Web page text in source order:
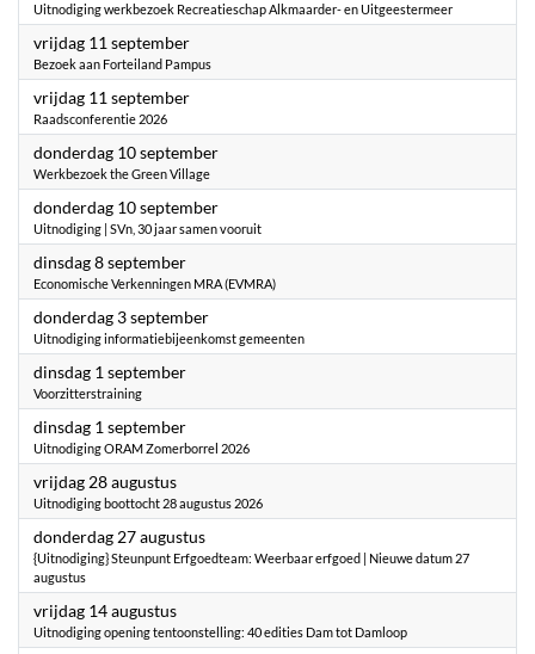
Uitnodiging werkbezoek Recreatieschap Alkmaarder- en Uitgeestermeer
vrijdag 11 september2026
Bezoek aan Forteiland Pampus
vrijdag 11 september2026
Raadsconferentie 2026
donderdag 10 september2026
Werkbezoek the Green Village
donderdag 10 september2026
Uitnodiging | SVn, 30 jaar samen vooruit
dinsdag 8 september2026
Economische Verkenningen MRA (EVMRA)
donderdag 3 september2026
Uitnodiging informatiebijeenkomst gemeenten
dinsdag 1 september2026
Voorzitterstraining
dinsdag 1 september2026
Uitnodiging ORAM Zomerborrel 2026
vrijdag 28 augustus2026
Uitnodiging boottocht 28 augustus 2026
donderdag 27 augustus2026
{Uitnodiging} Steunpunt Erfgoedteam: Weerbaar erfgoed | Nieuwe datum 27
augustus
vrijdag 14 augustus2026
Uitnodiging opening tentoonstelling: 40 edities Dam tot Damloop